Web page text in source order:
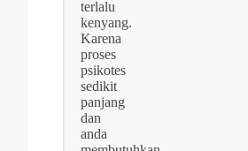
terlalu
kenyang.
Karena
proses
psikotes
sedikit
panjang
dan
anda